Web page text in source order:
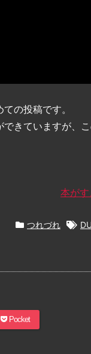
の投稿です。
きていますが、
本が
つれづれ
Pocket